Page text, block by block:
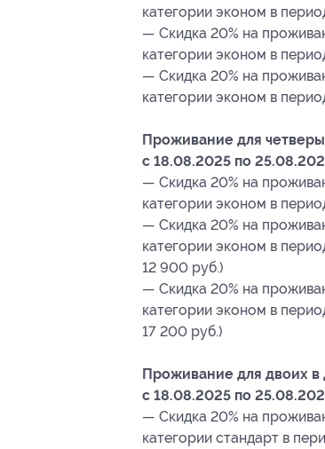
категории эконом в
— Скидка 20% на
категории эконом в
— Скидка 20% на
категории эконом в
Проживание для
с 18.08.2025 по
— Скидка 20% на
категории эконом в
— Скидка 20% на
категории эконом в
12 900 руб.)
— Скидка 20% на
категории эконом в
17 200 руб.)
Проживание для двоих в
с 18.08.2025 по
— Скидка 20% на
категории стандарт в